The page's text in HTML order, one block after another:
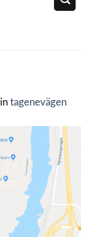
in tagenevägen